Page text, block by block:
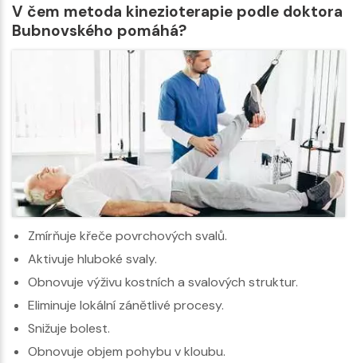
V čem metoda kinezioterapie podle doktora
Bubnovského pomáhá?
Zmírňuje křeče povrchových svalů.
Aktivuje hluboké svaly.
Obnovuje výživu kostních a svalových struktur.
Eliminuje lokální zánětlivé procesy.
Snižuje bolest.
Obnovuje objem pohybu v kloubu.